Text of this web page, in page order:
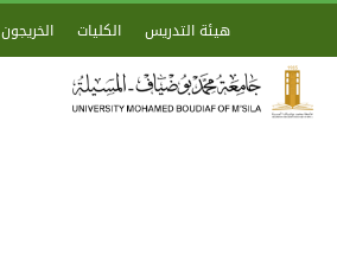
هيئة التدريس الكليات الخريجون